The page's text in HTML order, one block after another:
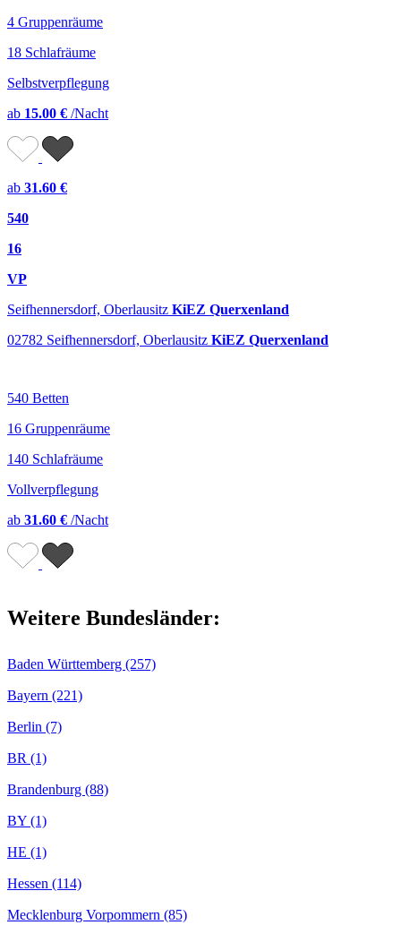
4 Gruppenräume
18 Schlafräume
Selbstverpflegung
ab 15.00 € /Nacht
ab 31.60 €
540
16
VP
Seifhennersdorf, Oberlausitz KiEZ Querxenland
02782 Seifhennersdorf, Oberlausitz KiEZ Querxenland
540 Betten
16 Gruppenräume
140 Schlafräume
Vollverpflegung
ab 31.60 € /Nacht
Weitere Bundesländer:
Baden Württemberg (257)
Bayern (221)
Berlin (7)
BR (1)
Brandenburg (88)
BY (1)
HE (1)
Hessen (114)
Mecklenburg Vorpommern (85)